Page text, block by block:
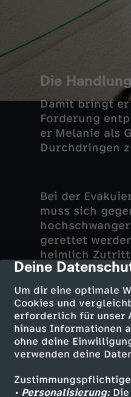
cmp-dialog-
Deine
Um dir eine optimale
Cookies und
erforderlich für unser
hinaus Informationen
ohne deine
verwenden deine
• Personalisierung:Die
Die
Damit bringt er
Forderung
er Melanie als
Durchdringen
Bei der
muss sich
gerettet
heimlich
großen Story
worden sein,
Während
nichts von der
verschüttet.
Verzweiflung